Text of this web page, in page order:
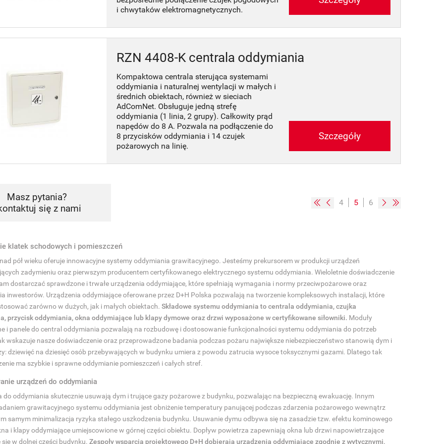
i chwytaków elektromagnetycznych.
RZN 4408-K centrala oddymiania
Kompaktowa centrala sterująca systemami
oddymiania i naturalnej wentylacji w małych i
średnich obiektach, również w sieciach
AdComNet. Obsługuje jedną strefę
oddymiania (1 linia, 2 grupy). Całkowity prąd
napędów do 8 A. Pozwala na podłączenie do
8 przycisków oddymiania i 14 czujek
pożarowych na linię.
Szczegóły
Masz pytania?
się z nami
4 5 6
klatek schodowych i pomieszczeń
pół wieku oferuje innowacyjne systemy oddymiania grawitacyjnego. Jesteśmy prekursorem w produkcji urządzeń
zadymieniu oraz pierwszym producentem certyfikowanego elektrycznego systemu oddymiania. Wieloletnie doświadczenie
dostarczać sprawdzone i trwałe urządzenia oddymiające, które spełniają wymagania i normy przeciwpożarowe oraz
inwestorów. Urządzenia oddymiające oferowane przez D+H Polska pozwalają na tworzenie kompleksowych instalacji, które
zarówno w dużych, jak i małych obiektach. Składowe systemu oddymiania to centrala oddymiania, czujka
przycisk oddymiania, okna oddymiające lub klapy dymowe oraz drzwi wyposażone w certyfikowane siłowniki. Moduły
i panele do central oddymiania pozwalają na rozbudowę i dostosowanie funkcjonalności systemu oddymiania do potrzeb
wskazuje nasze doświadczenie oraz przeprowadzone badania podczas pożaru największe niebezpieczeństwo stanowią dym i
dziewięć na dziesięć osób przebywających w budynku umiera z powodu zatrucia wysoce toksycznymi gazami. Dlatego tak
ma szybkie i sprawne oddymianie pomieszczeń i całych stref.
urządzeń do oddymiania
do oddymiania skutecznie usuwają dym i trujące gazy pożarowe z budynku, pozwalając na bezpieczną ewakuację. Innym
grawitacyjnego systemu oddymiania jest obniżenie temperatury panującej podczas zdarzenia pożarowego wewnątrz
samym minimalizacja ryzyka stałego uszkodzenia budynku. Usuwanie dymu odbywa się na zasadzie tzw. efektu kominowego
i klapy oddymiające umiejscowione w górnej części obiektu. Dopływ powietrza zapewniają okna lub drzwi napowietrzające
w dolnej części budynku. Zespoły wsparcia projektowego D+H dobierają urządzenia oddymiające zgodnie z wytycznymi,